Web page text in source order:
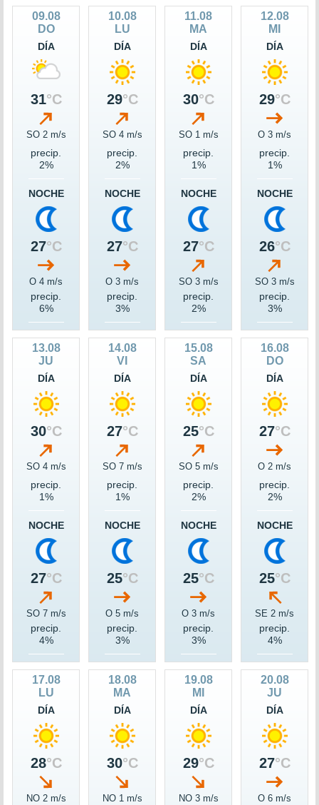
09.08
DO
DÍA
31°C
SO 2 m/s
precip.
2%
NOCHE
27°C
O 4 m/s
precip.
6%
10.08
LU
DÍA
29°C
SO 4 m/s
precip.
2%
NOCHE
27°C
O 3 m/s
precip.
3%
11.08
MA
DÍA
30°C
SO 1 m/s
precip.
1%
NOCHE
27°C
SO 3 m/s
precip.
2%
12.08
MI
DÍA
29°C
O 3 m/s
precip.
1%
NOCHE
26°C
SO 3 m/s
precip.
3%
13.08
JU
DÍA
30°C
SO 4 m/s
precip.
1%
NOCHE
27°C
SO 7 m/s
precip.
4%
14.08
VI
DÍA
27°C
SO 7 m/s
precip.
1%
NOCHE
25°C
O 5 m/s
precip.
3%
15.08
SA
DÍA
25°C
SO 5 m/s
precip.
2%
NOCHE
25°C
O 3 m/s
precip.
3%
16.08
DO
DÍA
27°C
O 2 m/s
precip.
2%
NOCHE
25°C
SE 2 m/s
precip.
4%
17.08
LU
DÍA
28°C
NO 2 m/s
18.08
MA
DÍA
30°C
NO 1 m/s
19.08
MI
DÍA
29°C
NO 3 m/s
20.08
JU
DÍA
27°C
O 6 m/s